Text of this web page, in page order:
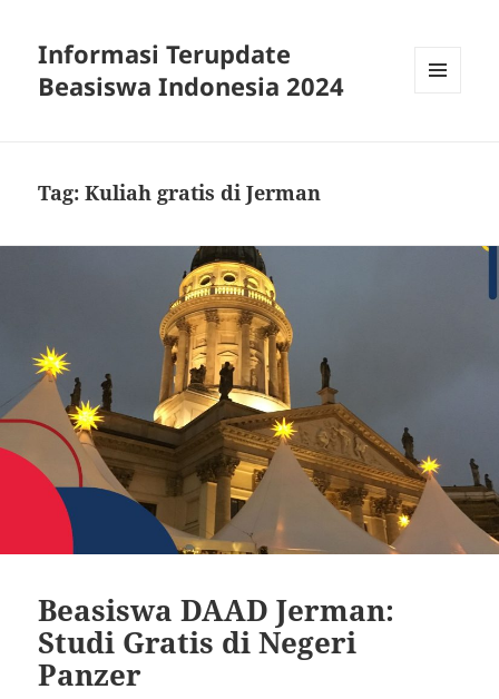
Informasi Terupdate
Beasiswa Indonesia 2024
Tag:Kuliah gratis di Jerman
Beasiswa DAAD Jerman:
Studi Gratis di Negeri
Panzer